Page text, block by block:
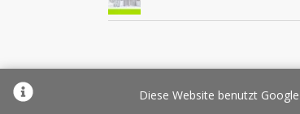
Über
Diese Website benutzt